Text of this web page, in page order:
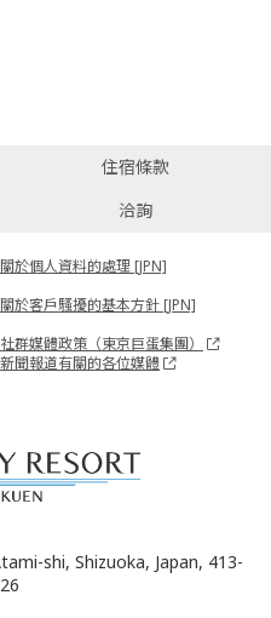
住宿條款
洽詢
關於個人資料的處理 [JPN]
關於客戶騷擾的基本方針 [JPN]
社群媒體政策（東京巨蛋集團）
新聞報道有關的各位媒體
shi, Shizuoka, Japan, 413-